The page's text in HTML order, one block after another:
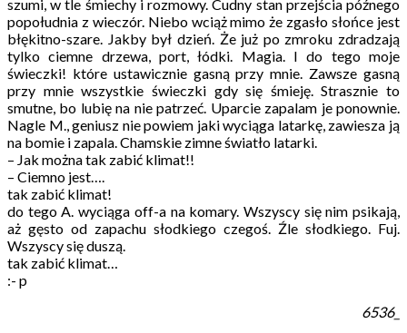
szumi, w tle śmiechy i rozmowy. Cudny stan przejścia późnego
popołudnia z wieczór. Niebo wciąż mimo że zgasło słońce jest
błękitno-szare. Jakby był dzień. Że już po zmroku zdradzają
tylko ciemne drzewa, port, łódki. Magia. I do tego moje
świeczki! które ustawicznie gasną przy mnie. Zawsze gasną
przy mnie wszystkie świeczki gdy się śmieję. Strasznie to
smutne, bo lubię na nie patrzeć. Uparcie zapalam je ponownie.
Nagle M., geniusz nie powiem jaki wyciąga latarkę, zawiesza ją
na bomie i zapala. Chamskie zimne światło latarki.
– Jak można tak zabić klimat!!
– Ciemno jest….
tak zabić klimat!
do tego A. wyciąga off-a na komary. Wszyscy się nim psikają,
aż gęsto od zapachu słodkiego czegoś. Źle słodkiego. Fuj.
Wszyscy się duszą.
tak zabić klimat…
:- p
6536_